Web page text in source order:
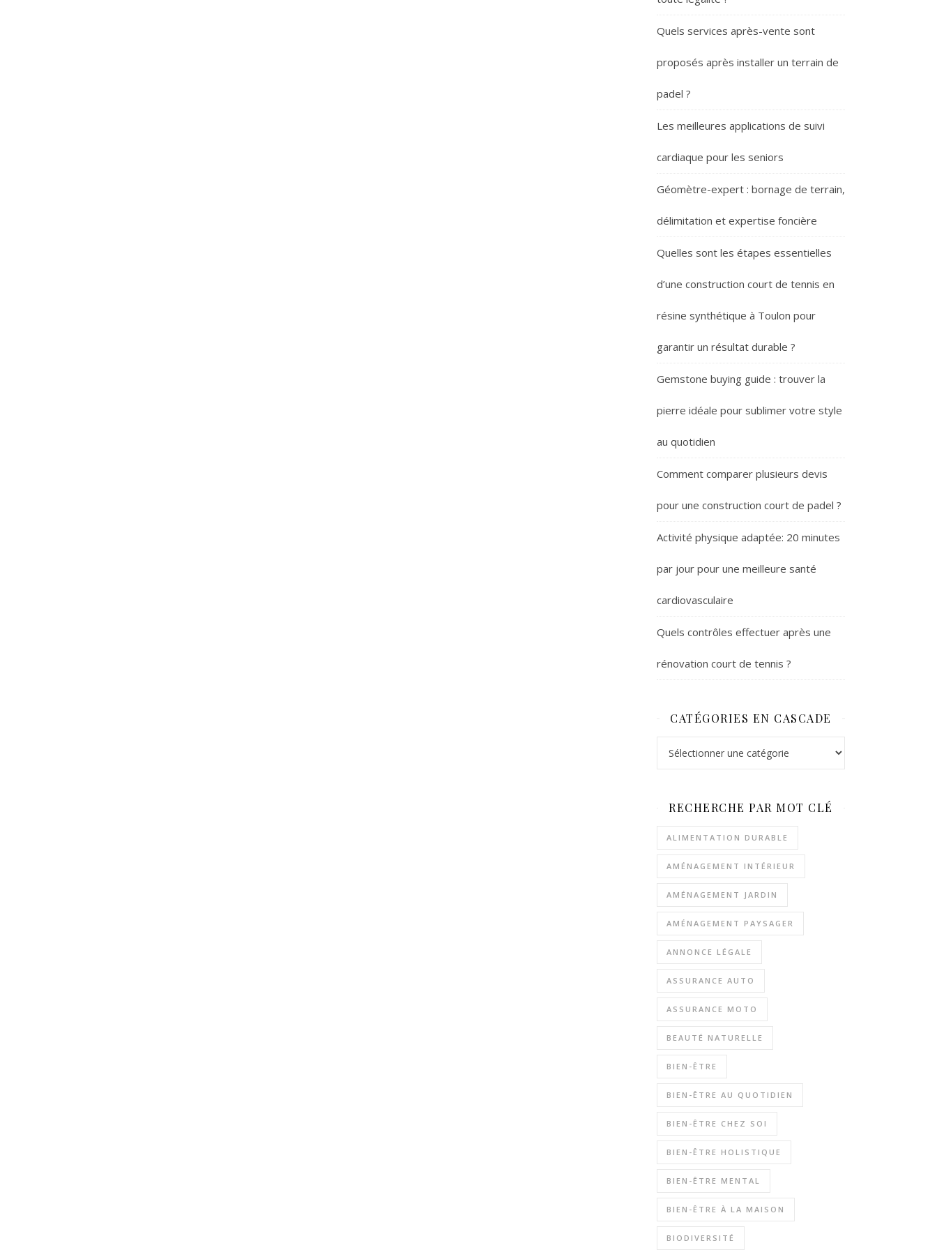
Quels services après-vente sont
proposés après installer un terrain de
padel ?
Les meilleures applications de suivi
cardiaque pour les seniors
Géomètre-expert : bornage de terrain,
délimitation et expertise foncière
Quelles sont les étapes essentielles
d’une construction court de tennis en
résine synthétique à Toulon pour
garantir un résultat durable ?
Gemstone buying guide : trouver la
pierre idéale pour sublimer votre style
au quotidien
Comment comparer plusieurs devis
pour une construction court de padel ?
Activité physique adaptée: 20 minutes
par jour pour une meilleure santé
cardiovasculaire
Quels contrôles effectuer après une
rénovation court de tennis ?
CATÉGORIES EN CASCADE
RECHERCHE PAR MOT CLÉ
ALIMENTATION DURABLE
AMÉNAGEMENT INTÉRIEUR
AMÉNAGEMENT JARDIN
AMÉNAGEMENT PAYSAGER
ANNONCE LÉGALE
ASSURANCE AUTO
ASSURANCE MOTO
BEAUTÉ NATURELLE
BIEN-ÊTRE
BIEN-ÊTRE AU QUOTIDIEN
BIEN-ÊTRE CHEZ SOI
BIEN-ÊTRE HOLISTIQUE
BIEN-ÊTRE MENTAL
BIEN-ÊTRE À LA MAISON
BIODIVERSITÉ